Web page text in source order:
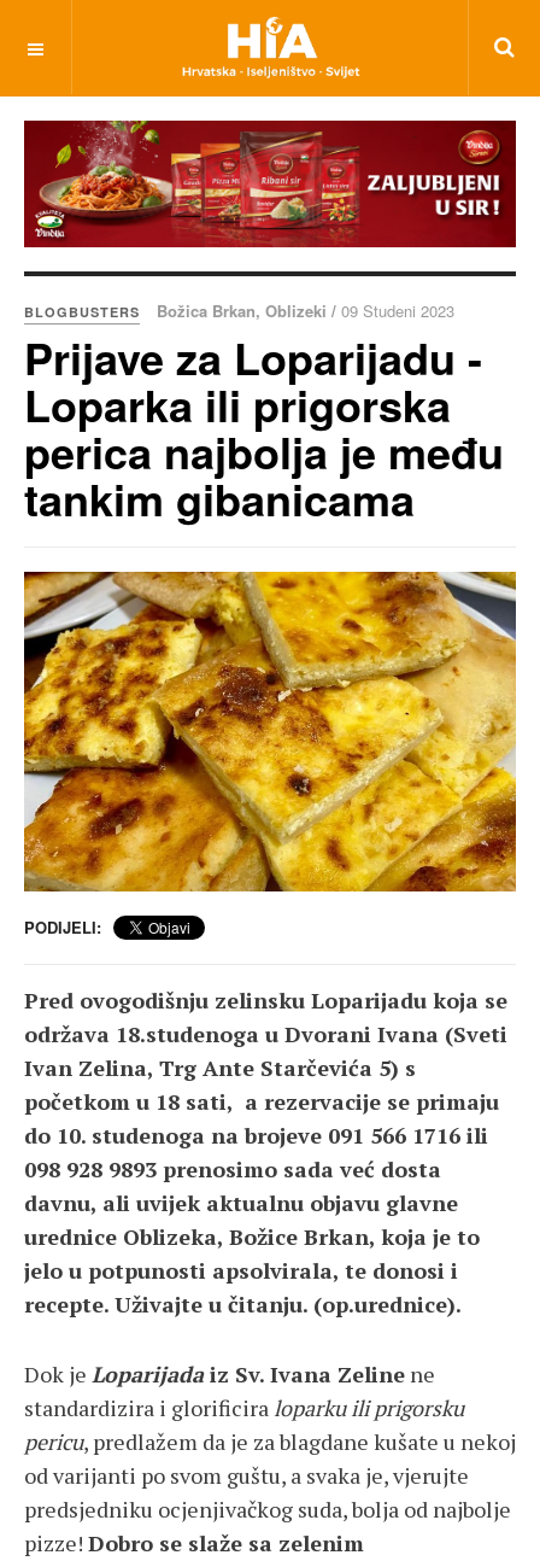
BLOGBUSTERS Božica Brkan, Oblizeki / 09 Studeni 2023
Prijave za Loparijadu -
Loparka ili prigorska
perica najbolja je među
tankim gibanicama
PODIJELI:
Pred ovogodišnju zelinsku Loparijadu koja se
održava 18.studenoga u Dvorani Ivana (Sveti
Ivan Zelina, Trg Ante Starčevića 5) s
početkom u 18 sati, a rezervacije se primaju
do 10. studenoga na brojeve 091 566 1716 ili
098 928 9893 prenosimo sada već dosta
davnu, ali uvijek aktualnu objavu glavne
urednice Oblizeka, Božice Brkan, koja je to
jelo u potpunosti apsolvirala, te donosi i
recepte. Uživajte u čitanju. (op.urednice).
Dok je Loparijadaiz Sv. Ivana Zeline ne
standardizira i glorificira loparku ili prigorsku
pericu, predlažem da je za blagdane kušate u nekoj
od varijanti po svom guštu, a svaka je, vjerujte
predsjedniku ocjenjivačkog suda, bolja od najbolje
pizze! Dobro se slaže sa zelenim